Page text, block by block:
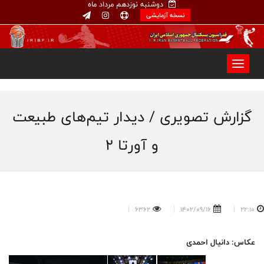
دوشنبه نوزدهم مرداد ماه
نسخه آزمایشی
گزارش تصویری / دیدار تیم‌های طبیعت
و آورتا ۲
22:10
1402/09/16
6362
عکاس: دانیال احمدی